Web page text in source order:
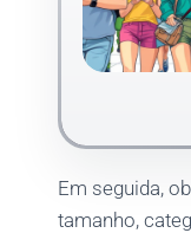
Em seguida,
tamanho,